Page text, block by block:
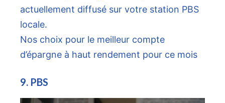
actuellement diffusé sur votre station PBS
locale.
Nos choix pour le meilleur compte
d’épargne à haut rendement pour ce mois
9. PBS